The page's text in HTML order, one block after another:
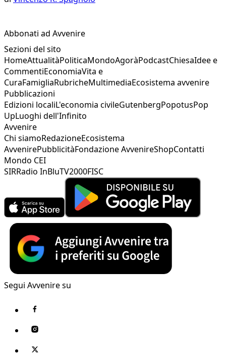
Abbonati ad Avvenire
Sezioni del sito
HomeAttualitàPoliticaMondoAgoràPodcastChiesaIdee e
CommentiEconomiaVita e
CuraFamigliaRubricheMultimediaEcosistema avvenire
Pubblicazioni
Edizioni localiL'economia civileGutenbergPopotusPop
UpLuoghi dell'Infinito
Avvenire
Chi siamoRedazioneEcosistema
AvvenirePubblicitàFondazione AvvenireShopContatti
Mondo CEI
SIRRadio InBluTV2000FISC
Segui Avvenire su